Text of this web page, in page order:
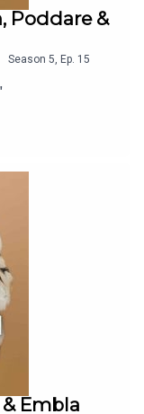
Poddare &
Season 5, Ep. 15
Embla